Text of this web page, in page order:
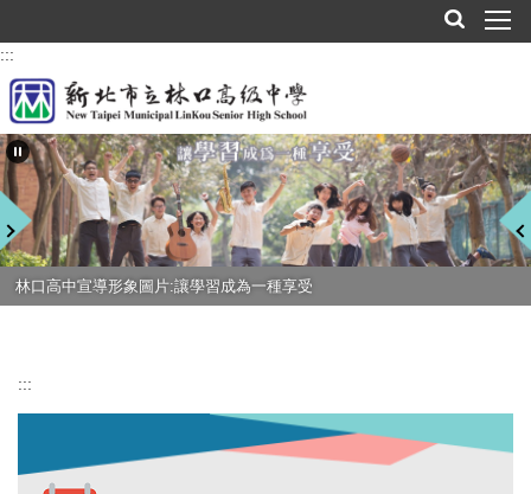
到
主
要
內
容
區
:::
林口高中宣導形象圖片:讓學習成為一種享受
:::